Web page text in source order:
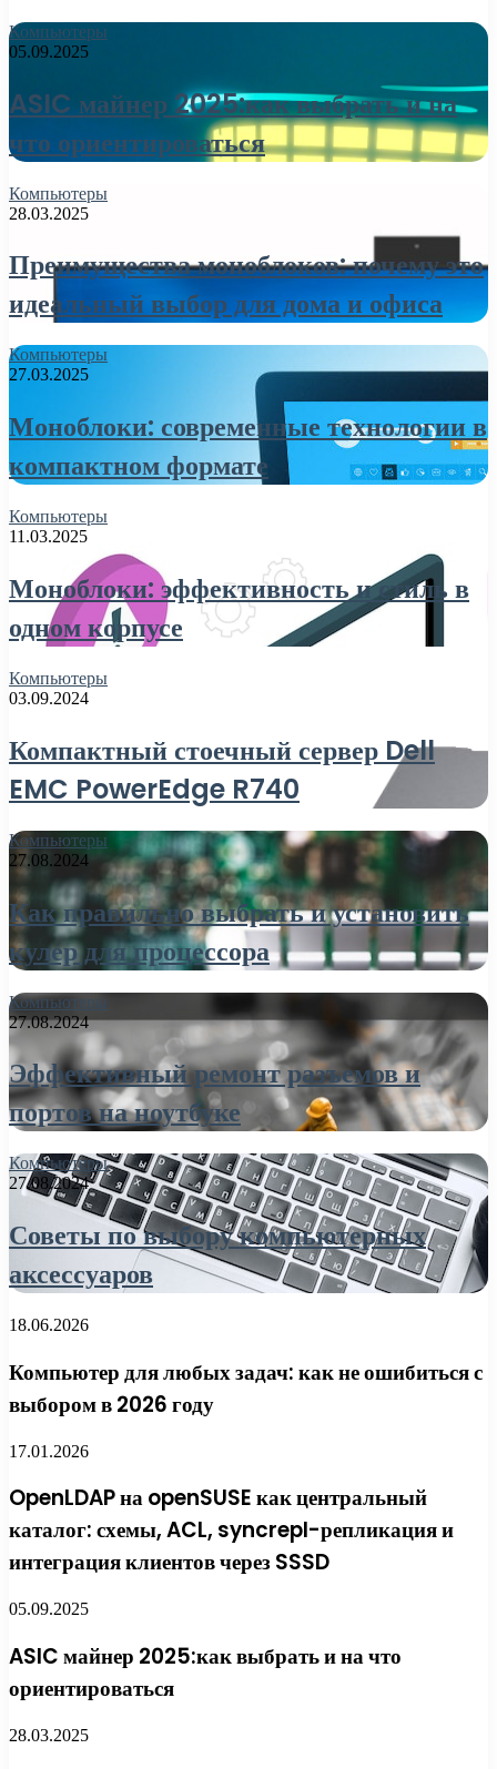
Компьютеры
05.09.2025
ASIC майнер 2025:как выбрать и на
что ориентироваться
Компьютеры
28.03.2025
Преимущества моноблоков: почему это
идеальный выбор для дома и офиса
Компьютеры
27.03.2025
Моноблоки: современные технологии в
компактном формате
Компьютеры
11.03.2025
Моноблоки: эффективность и стиль в
одном корпусе
Компьютеры
03.09.2024
Компактный стоечный сервер Dell
EMC PowerEdge R740
Компьютеры
27.08.2024
Как правильно выбрать и установить
кулер для процессора
Компьютеры
27.08.2024
Эффективный ремонт разъемов и
портов на ноутбуке
Компьютеры
27.08.2024
Советы по выбору компьютерных
аксессуаров
18.06.2026
Компьютер для любых задач: как не ошибиться с
выбором в 2026 году
17.01.2026
OpenLDAP на openSUSE как центральный
каталог: схемы, ACL, syncrepl-репликация и
интеграция клиентов через SSSD
05.09.2025
ASIC майнер 2025:как выбрать и на что
ориентироваться
28.03.2025